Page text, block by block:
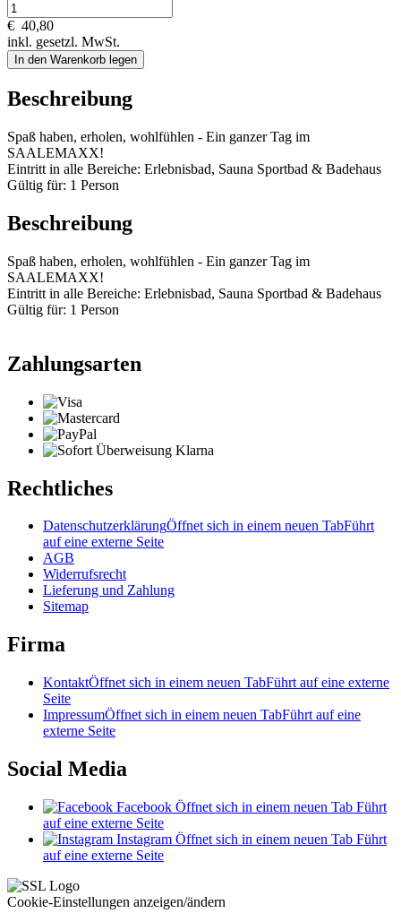
€ 40,80
inkl. gesetzl. MwSt.
In den Warenkorb legen
Beschreibung
Spaß haben, erholen, wohlfühlen - Ein ganzer Tag im
SAALEMAXX!
Eintritt in alle Bereiche: Erlebnisbad, Sauna Sportbad & Badehaus
Gültig für: 1 Person
Beschreibung
Spaß haben, erholen, wohlfühlen - Ein ganzer Tag im
SAALEMAXX!
Eintritt in alle Bereiche: Erlebnisbad, Sauna Sportbad & Badehaus
Gültig für: 1 Person
Zahlungsarten
Rechtliches
DatenschutzerklärungÖffnet sich in einem neuen TabFührt
auf eine externe Seite
AGB
Widerrufsrecht
Lieferung und Zahlung
Sitemap
Firma
KontaktÖffnet sich in einem neuen TabFührt auf eine externe
Seite
ImpressumÖffnet sich in einem neuen TabFührt auf eine
externe Seite
Social Media
Facebook Öffnet sich in einem neuen Tab Führt
auf eine externe Seite
Instagram Öffnet sich in einem neuen Tab Führt
auf eine externe Seite
Cookie-Einstellungen anzeigen/ändern